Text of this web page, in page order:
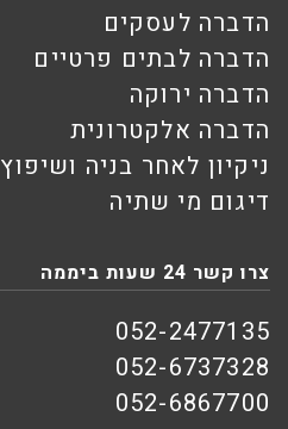
הדברה לעסקים
הדברה לבתים פרטיים
הדברה ירוקה
הדברה אלקטרונית
ניקיון לאחר בניה ושיפוץ
דיגום מי שתיה
צרו קשר 24 שעות ביממה
052-2477135
052-6737328
052-6867700